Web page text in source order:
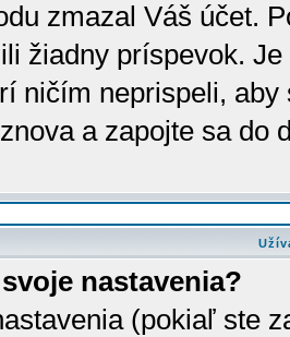
zmazal Váš účet.
žiadny príspevok.
ničím neprispeli,
a zapojte sa do
nastavenia?
(pokiaľ ste